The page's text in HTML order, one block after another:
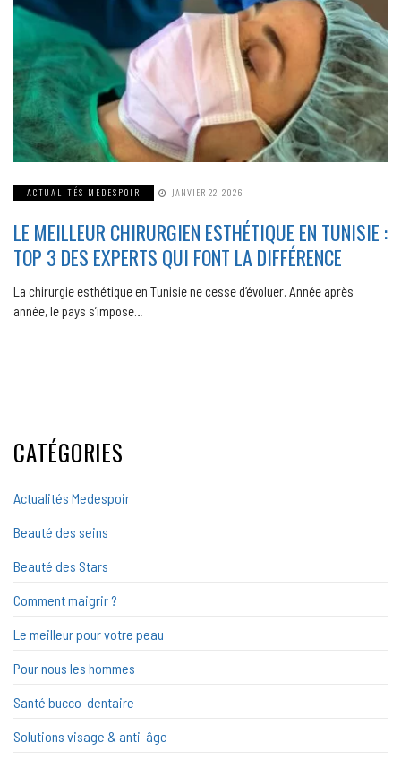
ACTUALITÉS MEDESPOIR JANVIER 22, 2026
LE MEILLEUR CHIRURGIEN ESTHÉTIQUE EN TUNISIE :
TOP 3 DES EXPERTS QUI FONT LA DIFFÉRENCE
La chirurgie esthétique en Tunisie ne cesse d’évoluer. Année après
année, le pays s’impose…
CATÉGORIES
Actualités Medespoir
Beauté des seins
Beauté des Stars
Comment maigrir ?
Le meilleur pour votre peau
Pour nous les hommes
Santé bucco-dentaire
Solutions visage & anti-âge